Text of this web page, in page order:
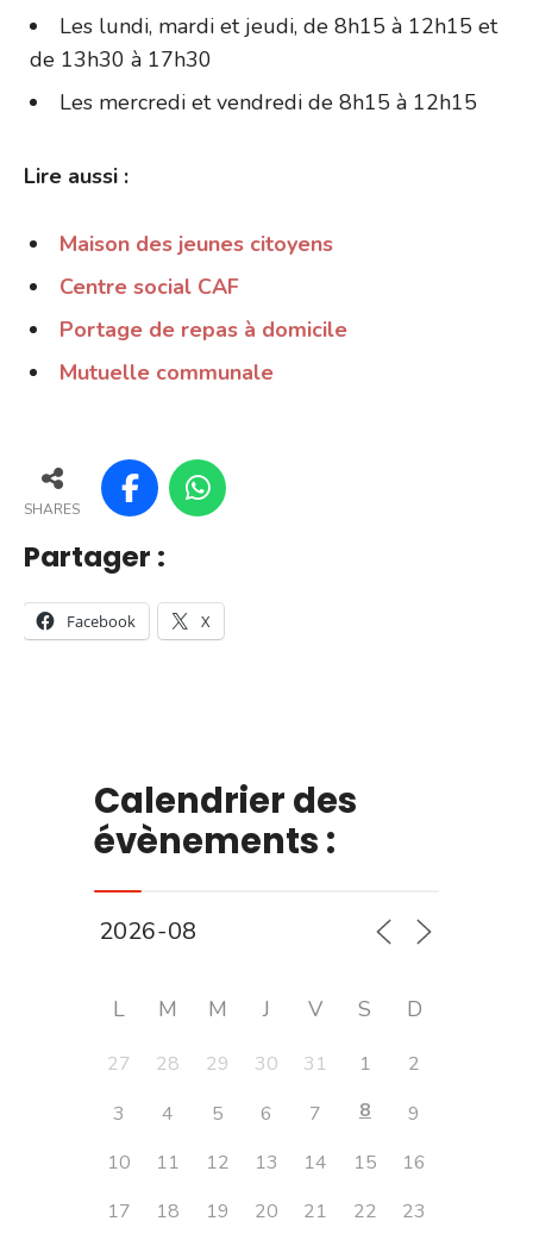
Les lundi, mardi et jeudi, de 8h15 à 12h15 et
de 13h30 à 17h30
Les mercredi et vendredi de 8h15 à 12h15
Lire aussi :
Maison des jeunes citoyens
Centre social CAF
Portage de repas à domicile
Mutuelle communale
SHARES
Partager :
Facebook X
Calendrier des
évènements :
L M M J V S D
27 28 29 30 31 1
2
3
4 5 6 7 8
9
10
11 12 13 14 15
16
17
18 19 20 21 22
23